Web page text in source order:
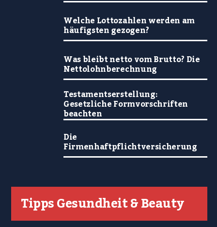
Welche Lottozahlen werden am
häufigsten gezogen?
Was bleibt netto vom Brutto? Die
Nettolohnberechnung
Testamentserstellung:
Gesetzliche Formvorschriften
beachten
Die
Firmenhaftpflichtversicherung
Tipps Gesundheit & Beauty